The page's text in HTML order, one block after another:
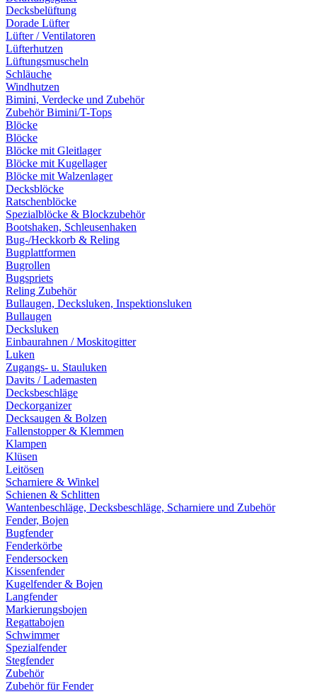
Decksbelüftung
Dorade Lüfter
Lüfter / Ventilatoren
Lüfterhutzen
Lüftungsmuscheln
Schläuche
Windhutzen
Bimini, Verdecke und Zubehör
Zubehör Bimini/T-Tops
Blöcke
Blöcke
Blöcke mit Gleitlager
Blöcke mit Kugellager
Blöcke mit Walzenlager
Decksblöcke
Ratschenblöcke
Spezialblöcke & Blockzubehör
Bootshaken, Schleusenhaken
Bug-/Heckkorb & Reling
Bugplattformen
Bugrollen
Bugspriets
Reling Zubehör
Bullaugen, Decksluken, Inspektionsluken
Bullaugen
Decksluken
Einbaurahnen / Moskitogitter
Luken
Zugangs- u. Stauluken
Davits / Lademasten
Decksbeschläge
Deckorganizer
Decksaugen & Bolzen
Fallenstopper & Klemmen
Klampen
Klüsen
Leitösen
Scharniere & Winkel
Schienen & Schlitten
Wantenbeschläge, Decksbeschläge, Scharniere und Zubehör
Fender, Bojen
Bugfender
Fenderkörbe
Fendersocken
Kissenfender
Kugelfender & Bojen
Langfender
Markierungsbojen
Regattabojen
Schwimmer
Spezialfender
Stegfender
Zubehör
Zubehör für Fender